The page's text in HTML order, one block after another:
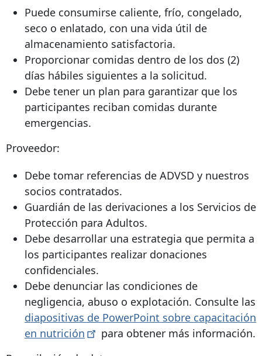
Puede consumirse caliente, frío, congelado,
seco o enlatado, con una vida útil de
almacenamiento satisfactoria.
Proporcionar comidas dentro de los dos (2)
días hábiles siguientes a la solicitud.
Debe tener un plan para garantizar que los
participantes reciban comidas durante
emergencias.
Proveedor:
Debe tomar referencias de ADVSD y nuestros
socios contratados.
Guardián de las derivaciones a los Servicios de
Protección para Adultos.
Debe desarrollar una estrategia que permita a
los participantes realizar donaciones
confidenciales.
Debe denunciar las condiciones de
negligencia, abuso o explotación. Consulte las
diapositivas de PowerPoint sobre capacitación
en nutrición
para obtener más información.